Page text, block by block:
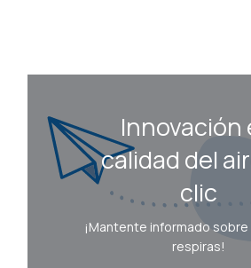
Innovación
calidad del
clic
¡Mantente informado sobre
respiras!